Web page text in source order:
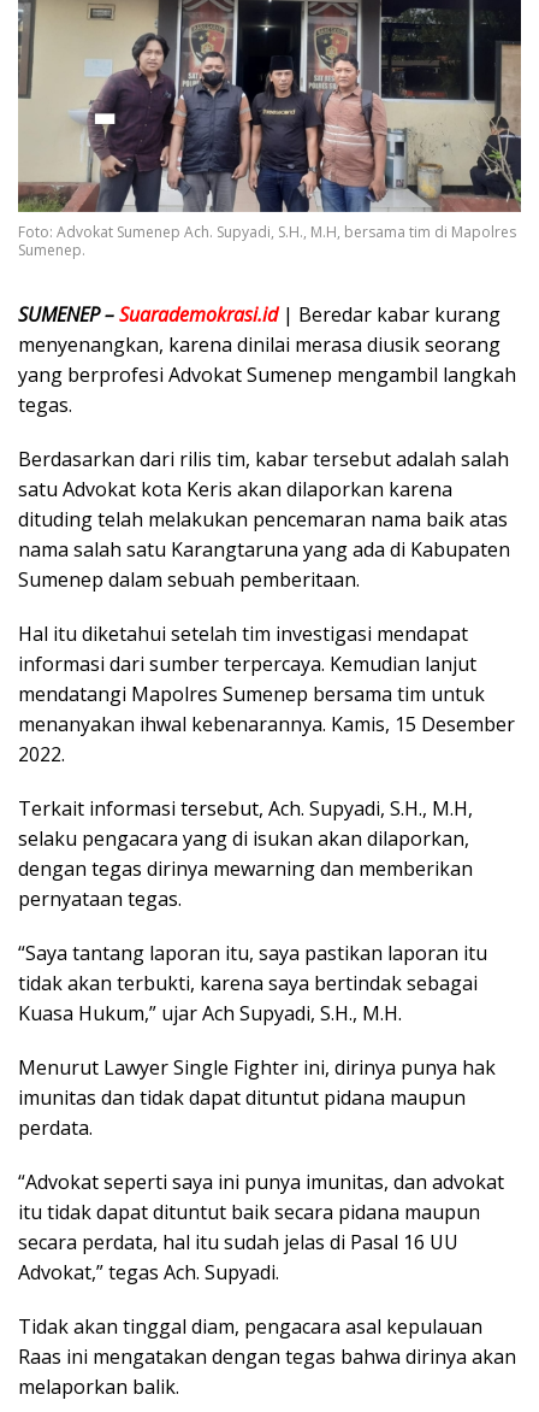
Foto: Advokat Sumenep Ach. Supyadi, S.H., M.H, bersama tim di Mapolres
Sumenep.
SUMENEP –Suarademokrasi.id| Beredar kabar kurang
menyenangkan, karena dinilai merasa diusik seorang
yang berprofesi Advokat Sumenep mengambil langkah
tegas.
Berdasarkan dari rilis tim, kabar tersebut adalah salah
satu Advokat kota Keris akan dilaporkan karena
dituding telah melakukan pencemaran nama baik atas
nama salah satu Karangtaruna yang ada di Kabupaten
Sumenep dalam sebuah pemberitaan.
Hal itu diketahui setelah tim investigasi mendapat
informasi dari sumber terpercaya. Kemudian lanjut
mendatangi Mapolres Sumenep bersama tim untuk
menanyakan ihwal kebenarannya. Kamis, 15 Desember
2022.
Terkait informasi tersebut, Ach. Supyadi, S.H., M.H,
selaku pengacara yang di isukan akan dilaporkan,
dengan tegas dirinya mewarning dan memberikan
pernyataan tegas.
“Saya tantang laporan itu, saya pastikan laporan itu
tidak akan terbukti, karena saya bertindak sebagai
Kuasa Hukum,” ujar Ach Supyadi, S.H., M.H.
Menurut Lawyer Single Fighter ini, dirinya punya hak
imunitas dan tidak dapat dituntut pidana maupun
perdata.
“Advokat seperti saya ini punya imunitas, dan advokat
itu tidak dapat dituntut baik secara pidana maupun
secara perdata, hal itu sudah jelas di Pasal 16 UU
Advokat,” tegas Ach. Supyadi.
Tidak akan tinggal diam, pengacara asal kepulauan
Raas ini mengatakan dengan tegas bahwa dirinya akan
melaporkan balik.